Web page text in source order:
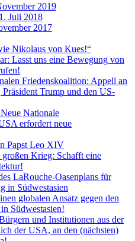
2019
Juli 2018
2017
Nikolaus von Kues!“
Lasst uns eine Bewegung von
Friedenskoalition: Appell an
Trump und den US-
Nationale
erfordert neue
Papst Leo XIV
Krieg: Schafft eine
LaRouche-Oasenplans für
in Südwestasien
globalen Ansatz gegen den
Südwestasien!
und Institutionen aus der
der USA, an den (nächsten)